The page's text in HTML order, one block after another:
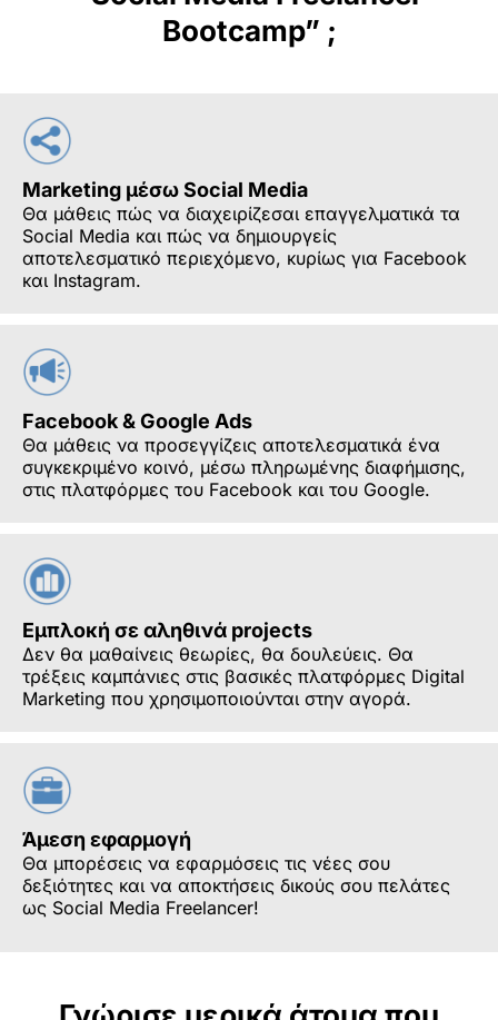
Bootcamp” ;
Marketing μέσω Social Media
Θα μάθεις πώς να διαχειρίζεσαι επαγγελματικά τα
Social Media και πώς να δημιουργείς
αποτελεσματικό περιεχόμενο, κυρίως για Facebook
και Instagram.
Facebook & Google Ads
Θα μάθεις να προσεγγίζεις αποτελεσματικά ένα
συγκεκριμένο κοινό, μέσω πληρωμένης διαφήμισης,
στις πλατφόρμες του Facebook και του Google.
Εμπλοκή σε αληθινά projects
Δεν θα μαθαίνεις θεωρίες, θα δουλεύεις. Θα
τρέξεις καμπάνιες στις βασικές πλατφόρμες Digital
Marketing που χρησιμοποιούνται στην αγορά.
Άμεση εφαρμογή
Θα μπορέσεις να εφαρμόσεις τις νέες σου
δεξιότητες και να αποκτήσεις δικούς σου πελάτες
ως Social Media Freelancer!